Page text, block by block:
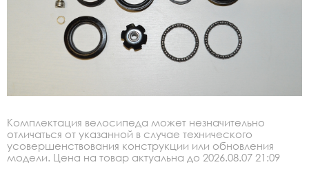
Комплектация велосипеда может незначительно
отличаться от указанной в случае технического
усовершенствования конструкции или обновления
модели. Цена на товар актуальна до 2026.08.07 21:09